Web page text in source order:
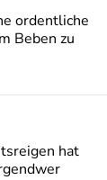
ordentliche
Beben zu
hat